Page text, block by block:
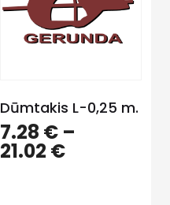
Dūmtakis L-0,25 m.
7.28 €–
21.02 €